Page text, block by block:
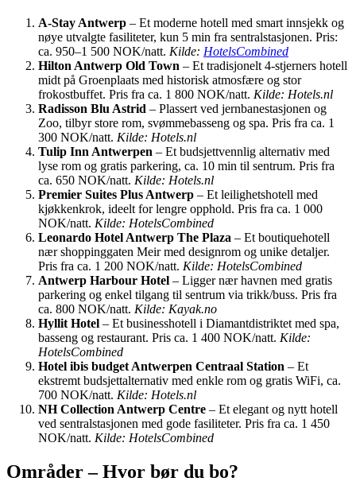
A-Stay Antwerp – Et moderne hotell med smart innsjekk og
nøye utvalgte fasiliteter, kun 5 min fra sentralstasjonen. Pris:
ca. 950–1 500 NOK/natt. Kilde: HotelsCombined
Hilton Antwerp Old Town – Et tradisjonelt 4-stjerners hotell
midt på Groenplaats med historisk atmosfære og stor
frokostbuffet. Pris fra ca. 1 800 NOK/natt. Kilde: Hotels.nl
Radisson Blu Astrid – Plassert ved jernbanestasjonen og
Zoo, tilbyr store rom, svømmebasseng og spa. Pris fra ca. 1
300 NOK/natt. Kilde: Hotels.nl
Tulip Inn Antwerpen – Et budsjettvennlig alternativ med
lyse rom og gratis parkering, ca. 10 min til sentrum. Pris fra
ca. 650 NOK/natt. Kilde: Hotels.nl
Premier Suites Plus Antwerp – Et leilighetshotell med
kjøkkenkrok, ideelt for lengre opphold. Pris fra ca. 1 000
NOK/natt. Kilde: HotelsCombined
Leonardo Hotel Antwerp The Plaza – Et boutiquehotell
nær shoppinggaten Meir med designrom og unike detaljer.
Pris fra ca. 1 200 NOK/natt. Kilde: HotelsCombined
Antwerp Harbour Hotel – Ligger nær havnen med gratis
parkering og enkel tilgang til sentrum via trikk/buss. Pris fra
ca. 800 NOK/natt. Kilde: Kayak.no
Hyllit Hotel – Et businesshotell i Diamantdistriktet med spa,
basseng og restaurant. Pris ca. 1 400 NOK/natt. Kilde:
HotelsCombined
Hotel ibis budget Antwerpen Centraal Station – Et
ekstremt budsjettalternativ med enkle rom og gratis WiFi, ca.
700 NOK/natt. Kilde: Hotels.nl
NH Collection Antwerp Centre – Et elegant og nytt hotell
ved sentralstasjonen med gode fasiliteter. Pris fra ca. 1 450
NOK/natt. Kilde: HotelsCombined
Områder – Hvor bør du bo?